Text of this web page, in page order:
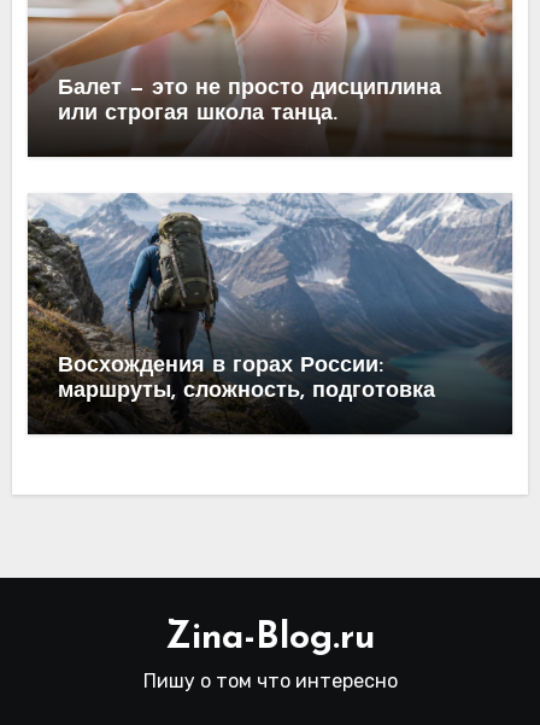
Балет — это не просто дисциплина
или строгая школа танца.
Восхождения в горах России:
маршруты, сложность, подготовка
Zina-Blog.ru
Пишу о том что интересно